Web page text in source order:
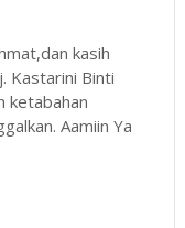
kasih
Kastarini Binti
ketabahan
Aamiin Ya